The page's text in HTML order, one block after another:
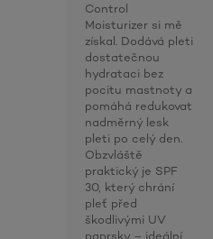
Control
Moisturizer si mě
získal. Dodává pleti
dostatečnou
hydrataci bez
pocitu mastnoty a
pomáhá redukovat
nadměrný lesk
pleti po celý den.
Obzvláště
praktický je SPF
30, který chrání
pleť před
škodlivými UV
paprsky – ideální